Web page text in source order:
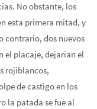
No obstante, los
esta primera mitad, y
contrario, dos nuevos
el placaje, dejarían el
rojiblancos,
de castigo en los
la patada se fue al